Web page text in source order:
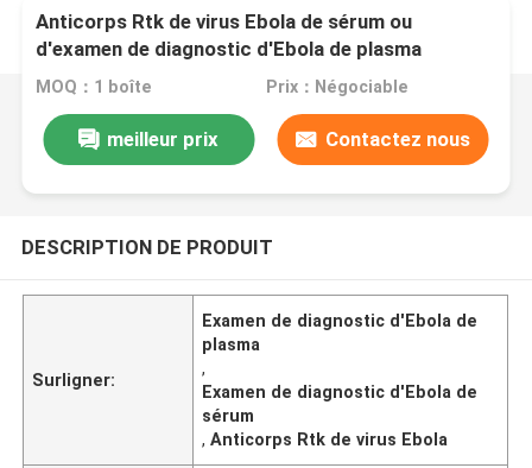
Anticorps Rtk de virus Ebola de sérum ou
d'examen de diagnostic d'Ebola de plasma
MOQ：1 boîte Prix：Négociable
meilleur prix Contactez nous
DESCRIPTION DE PRODUIT
Surligner:
Examen de diagnostic d'Ebola de
plasma
,
Examen de diagnostic d'Ebola de
sérum
,Anticorps Rtk de virus Ebola